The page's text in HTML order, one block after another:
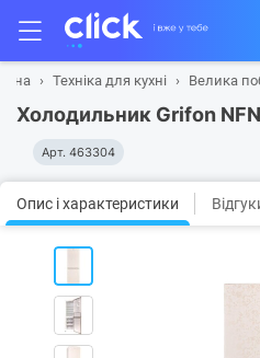
Техніка для кухні Велика
Холодильник Grifon
Арт. 463304
Опис і характеристики